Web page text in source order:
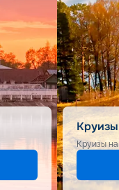
Круизы